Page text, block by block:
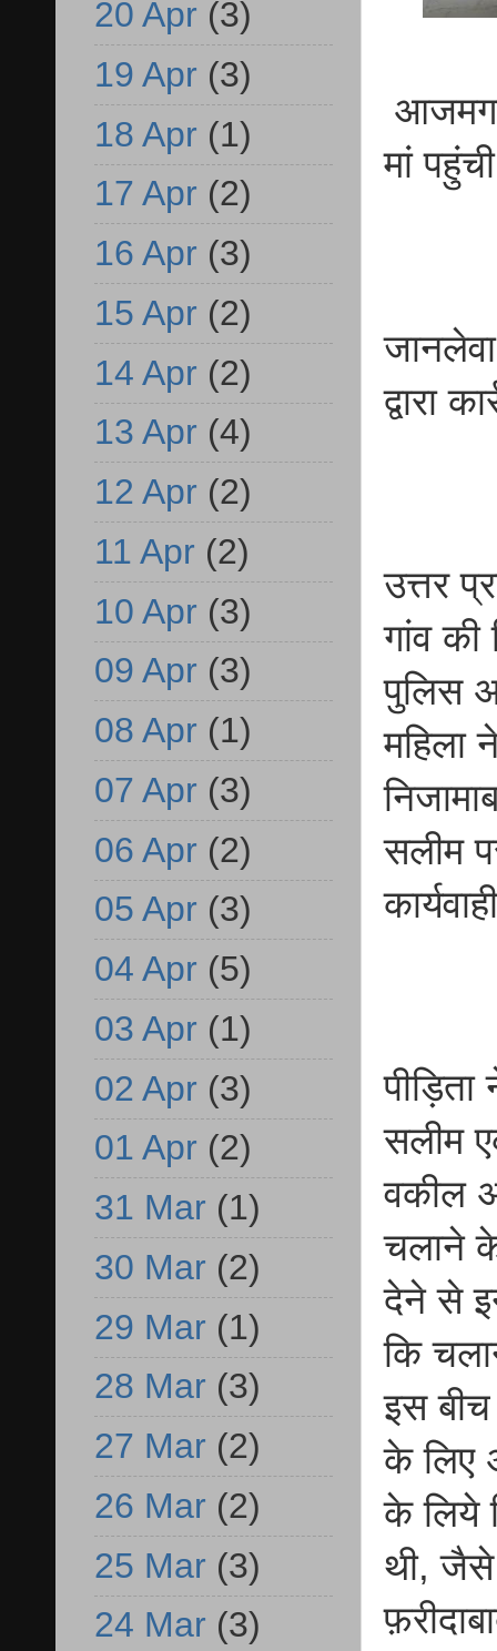
आजमगढ़
मां
द्वारा
उत्तर
गांव की
पुलिस
महिला
सलीम
सलीम
वकील
चलाने
देने से
कि
इस
के लिए
के लिये
थी, जैसे
20 Apr (3)
19 Apr (3)
18 Apr (1)
17 Apr (2)
16 Apr (3)
15 Apr (2)
14 Apr (2)
13 Apr (4)
12 Apr (2)
11 Apr (2)
10 Apr (3)
09 Apr (3)
08 Apr (1)
07 Apr (3)
06 Apr (2)
05 Apr (3)
04 Apr (5)
03 Apr (1)
02 Apr (3)
01 Apr (2)
31 Mar (1)
30 Mar (2)
29 Mar (1)
28 Mar (3)
27 Mar (2)
26 Mar (2)
25 Mar (3)
24 Mar (3)